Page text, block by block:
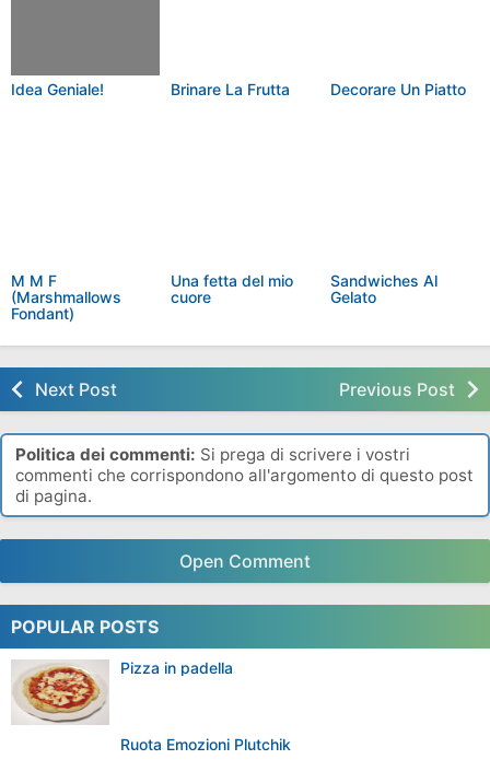
Idea Geniale! Brinare La Frutta Decorare Un Piatto
M M F
(Marshmallows
Fondant)
Una fetta del mio
cuore
Sandwiches Al
Gelato
Next Post Previous Post
Politica dei commenti: Si prega di scrivere i vostri
commenti che corrispondono all'argomento di questo post
di pagina.
Open Comment
POPULAR POSTS
Pizza in padella
Ruota Emozioni Plutchik